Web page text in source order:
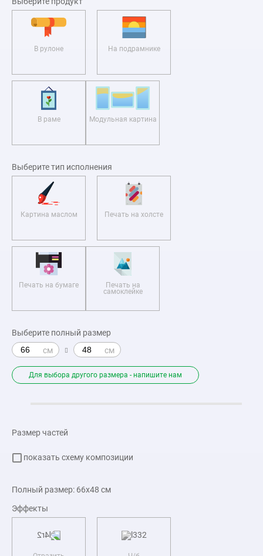
В рулоне На подрамнике
В раме Модульная картина
Выберите тип исполнения
Картина маслом Печать на холсте
Печать на бумаге Печать на
самоклейке
Выберите полный размер
Для выбора другого размера - напишите нам
Размер частей
показать схему композиции
Полный размер: 66x48 см
Эффекты